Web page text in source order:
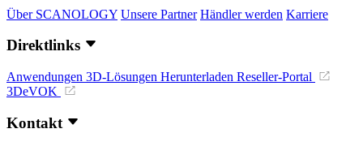
Über SCANOLOGY Unsere Partner Händler werden Karriere
Direktlinks
Anwendungen 3D-Lösungen Herunterladen Reseller-Portal
3DeVOK
Kontakt